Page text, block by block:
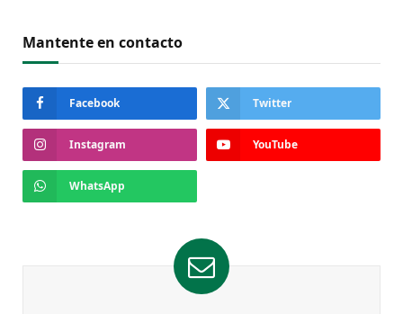
Mantente en contacto
Facebook Twitter
Instagram YouTube
WhatsApp